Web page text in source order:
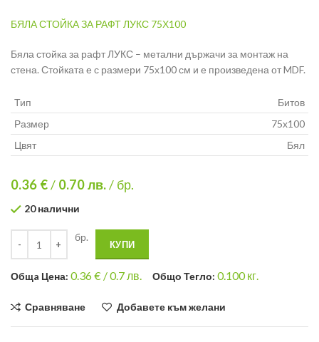
БЯЛА СТОЙКА ЗА РАФТ ЛУКС 75Х100
Бяла стойка за рафт ЛУКС – метални държачи за монтаж на
стена. Стойката е с размери 75х100 см и е произведена от MDF.
Тип
Битов
Размер
75х100
Цвят
Бял
0.36 €/ 0.70лв./ бр.
20 налични
бр.
КУПИ
Общa Цена: 0.36€ /0.7 лв. Общо Тегло: 0.100кг.
Сравняване Добавете към желани